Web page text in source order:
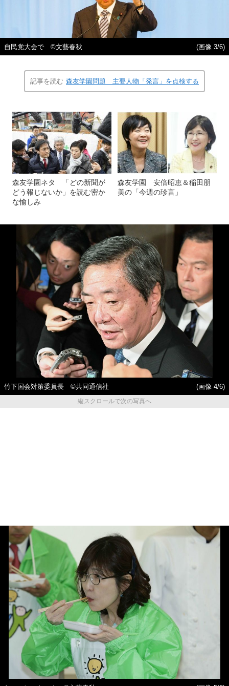
自民党大会で ©文藝春秋 (画像 3/6)
記事を読む 森友学園問題 主要人物「発言」を点検する
森友学園ネタ 「どの新聞が
どう報じないか」を読む密か
な愉しみ
森友学園 安倍昭恵＆稲田朋
美の「今週の珍言」
竹下国会対策委員長 ©共同通信社
(画像 4/6)
縦スクロールで次の写真へ